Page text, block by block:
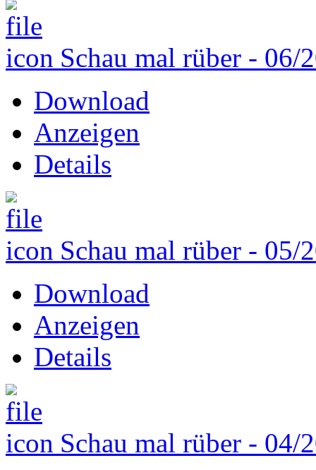
Schau mal rüber - 06/
Download
Anzeigen
Details
Schau mal rüber - 05/
Download
Anzeigen
Details
Schau mal rüber - 04/